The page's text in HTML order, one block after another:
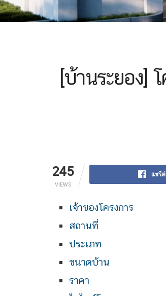
[บ้านระยอง]
245
VIEWS
แชร์
เจ้าของโครงการ
สถานที่
ประเภท
ขนาดบ้าน
ราคา